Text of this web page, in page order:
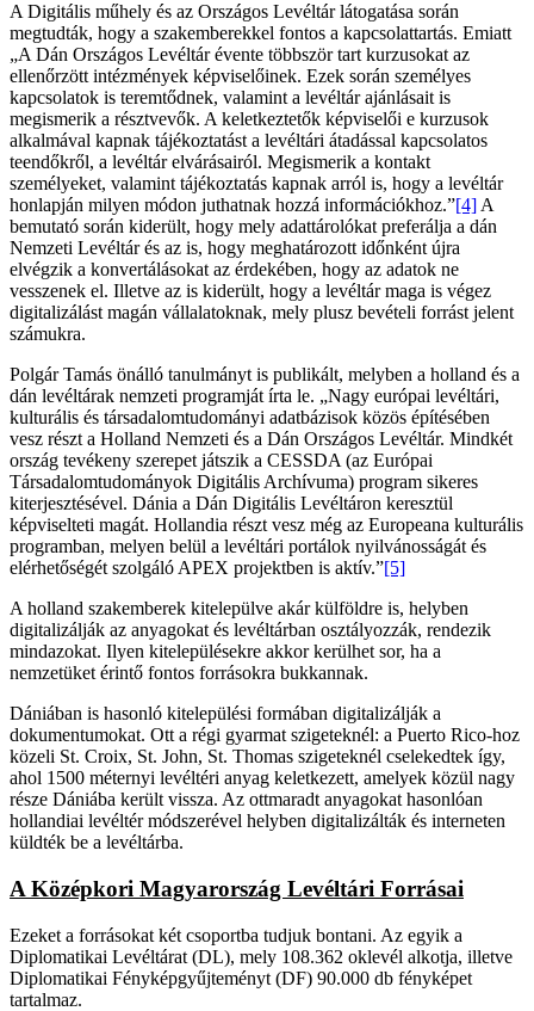
A Digitális műhely és az Országos Levéltár látogatása során
megtudták, hogy a szakemberekkel fontos a kapcsolattartás. Emiatt
„A Dán Országos Levéltár évente többször tart kurzusokat az
ellenőrzött intézmények képviselőinek. Ezek során személyes
kapcsolatok is teremtődnek, valamint a levéltár ajánlásait is
megismerik a résztvevők. A keletkeztetők képviselői e kurzusok
alkalmával kapnak tájékoztatást a levéltári átadással kapcsolatos
teendőkről, a levéltár elvárásairól. Megismerik a kontakt
személyeket, valamint tájékoztatás kapnak arról is, hogy a levéltár
honlapján milyen módon juthatnak hozzá információkhoz.”[4] A
bemutató során kiderült, hogy mely adattárolókat preferálja a dán
Nemzeti Levéltár és az is, hogy meghatározott időnként újra
elvégzik a konvertálásokat az érdekében, hogy az adatok ne
vesszenek el. Illetve az is kiderült, hogy a levéltár maga is végez
digitalizálást magán vállalatoknak, mely plusz bevételi forrást jelent
számukra.
Polgár Tamás önálló tanulmányt is publikált, melyben a holland és a
dán levéltárak nemzeti programját írta le. „Nagy európai levéltári,
kulturális és társadalomtudományi adatbázisok közös építésében
vesz részt a Holland Nemzeti és a Dán Országos Levéltár. Mindkét
ország tevékeny szerepet játszik a CESSDA (az Európai
Társadalomtudományok Digitális Archívuma) program sikeres
kiterjesztésével. Dánia a Dán Digitális Levéltáron keresztül
képviselteti magát. Hollandia részt vesz még az Europeana kulturális
programban, melyen belül a levéltári portálok nyilvánosságát és
elérhetőségét szolgáló APEX projektben is aktív.”[5]
A holland szakemberek kitelepülve akár külföldre is, helyben
digitalizálják az anyagokat és levéltárban osztályozzák, rendezik
mindazokat. Ilyen kitelepülésekre akkor kerülhet sor, ha a
nemzetüket érintő fontos forrásokra bukkannak.
Dániában is hasonló kitelepülési formában digitalizálják a
dokumentumokat. Ott a régi gyarmat szigeteknél: a Puerto Rico-hoz
közeli St. Croix, St. John, St. Thomas szigeteknél cselekedtek így,
ahol 1500 méternyi levéltéri anyag keletkezett, amelyek közül nagy
része Dániába került vissza. Az ottmaradt anyagokat hasonlóan
hollandiai levéltér módszerével helyben digitalizálták és interneten
küldték be a levéltárba.
A Középkori Magyarország Levéltári Forrásai
Ezeket a forrásokat két csoportba tudjuk bontani. Az egyik a
Diplomatikai Levéltárat (DL), mely 108.362 oklevél alkotja, illetve
Diplomatikai Fényképgyűjteményt (DF) 90.000 db fényképet
tartalmaz.